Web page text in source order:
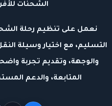
الشحنات
نعمل على تنظيم رحلة
التسليم، مع اختيار وسيلة
والوجهة، وتقديم تجربة
المتابعة، والدعم